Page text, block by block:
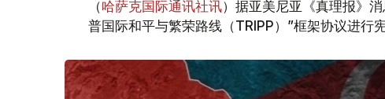
（哈萨克国际通讯社讯）据亚美尼亚《真理报》
普国际和平与繁荣路线（TRIPP）”框架协议进行宪